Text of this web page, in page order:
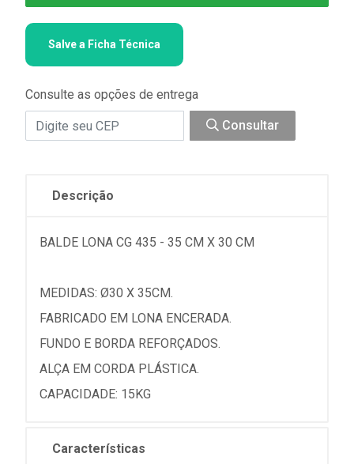
Salve a Ficha Técnica
Consulte as opções de entrega
Consultar
Descrição
BALDE LONA CG 435 - 35 CM X 30 CM
MEDIDAS: Ø30 X 35CM.
FABRICADO EM LONA ENCERADA.
FUNDO E BORDA REFORÇADOS.
ALÇA EM CORDA PLÁSTICA.
CAPACIDADE: 15KG
Características